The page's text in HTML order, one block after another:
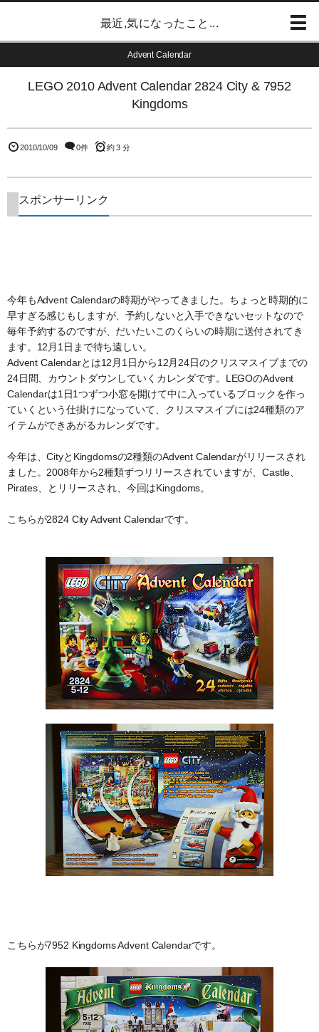
最近,気になったこと...
Advent Calendar
LEGO 2010 Advent Calendar 2824 City & 7952
Kingdoms
2010/10/09 0件 約 3 分
スポンサーリンク
今年もAdvent Calendarの時期がやってきました。ちょっと時期的に
早すぎる感じもしますが、予約しないと入手できないセットなので
毎年予約するのですが、だいたいこのくらいの時期に送付されてき
ます。12月1日まで待ち遠しい。
Advent Calendarとは12月1日から12月24日のクリスマスイブまでの
24日間、カウントダウンしていくカレンダです。LEGOのAdvent
Calendarは1日1つずつ小窓を開けて中に入っているブロックを作っ
ていくという仕掛けになっていて、クリスマスイブには24種類のア
イテムができあがるカレンダです。
今年は、CityとKingdomsの2種類のAdvent Calendarがリリースされ
ました。2008年から2種類ずつリリースされていますが、Castle、
Pirates、とリリースされ、今回はKingdoms。
こちらが2824 City Advent Calendarです。
こちらが7952 Kingdoms Advent Calendarです。